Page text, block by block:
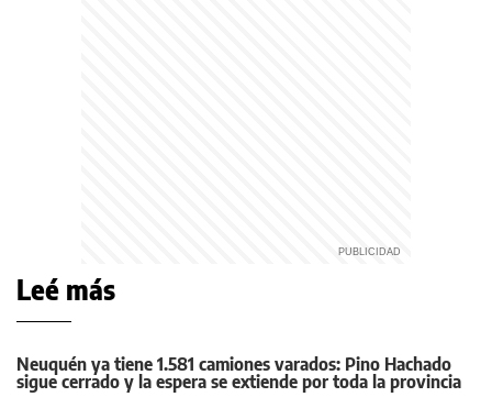
Leé más
Neuquén ya tiene 1.581 camiones varados: Pino Hachado
sigue cerrado y la espera se extiende por toda la provincia